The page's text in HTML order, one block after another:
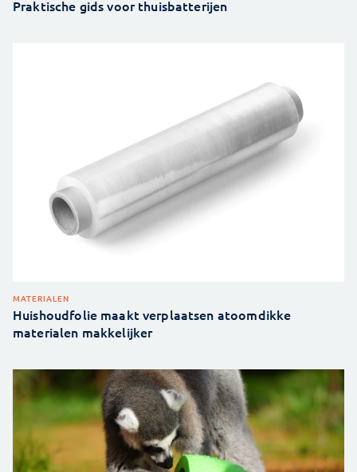
Praktische gids voor thuisbatterijen
MATERIALEN
Huishoudfolie maakt verplaatsen atoomdikke
materialen makkelijker